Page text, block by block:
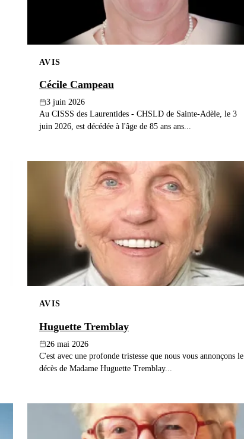
AVIS
Cécile Campeau
3 juin 2026
Au CISSS des Laurentides - CHSLD de Sainte-Adèle, le 3
juin 2026, est décédée à l'âge de 85 ans ans...
AVIS
Huguette Tremblay
26 mai 2026
C'est avec une profonde tristesse que nous vous annonçons le
décès de Madame Huguette Tremblay...